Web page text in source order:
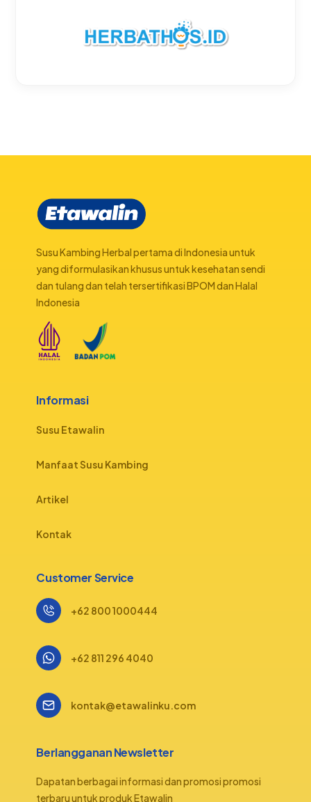
Susu Kambing Herbal pertama di Indonesia untuk
yang diformulasikan khusus untuk kesehatan sendi
dan tulang dan telah tersertifikasi BPOM dan Halal
Indonesia
Informasi
Susu Etawalin
Manfaat Susu Kambing
Artikel
Kontak
Customer Service
+62 800 1000444
+62 811 296 4040
kontak@etawalinku.com
Berlangganan Newsletter
Dapatan berbagai informasi dan promosi promosi
terbaru untuk produk Etawalin